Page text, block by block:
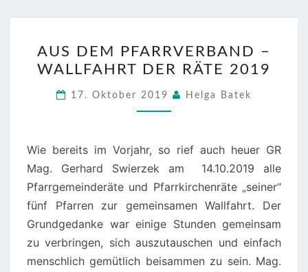
DEM
PFARRVERBAND
–
WALLFAHRT
RÄTE
2019
AUS DEM PFARRVERBAND –
WALLFAHRT DER RÄTE 2019
17. Oktober 2019 Helga Batek
Wie bereits im Vorjahr, so rief auch heuer GR
Mag. Gerhard Swierzek am 14.10.2019 alle
Pfarrgemeinderäte und Pfarrkirchenräte „seiner“
fünf Pfarren zur gemeinsamen Wallfahrt. Der
Grundgedanke war einige Stunden gemeinsam
zu verbringen, sich auszutauschen und einfach
menschlich gemütlich beisammen zu sein. Mag.